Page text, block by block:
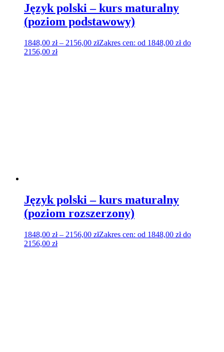
Język polski – kurs maturalny
(poziom podstawowy)
1848,00 zł – 2156,00 złZakres cen: od 1848,00 zł do
2156,00 zł
Język polski – kurs maturalny
(poziom rozszerzony)
1848,00 zł – 2156,00 złZakres cen: od 1848,00 zł do
2156,00 zł